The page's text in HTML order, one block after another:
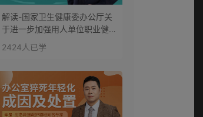
方法
0:09:04
0:08:41
第12讲：驾驶员情绪
识别
解读-国家卫生健康委办公厅关
于进一步加强用人单位职业健
康培训工作的通知
2424人已学